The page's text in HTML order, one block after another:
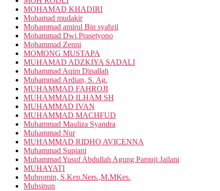
MOHAMAD KHADIRI
Mohamad mudakir
Mohammad amirul Bin syahril
Mohammad Dwi Prasetyono
Mohammad Zenni
MOMONG MUSTAPA
MUHAMAD ADZKIYA SADALI
Muhammad Aqim Dinallah
Muhammad Ardian, S. Ag.
MUHAMMAD FAHROJI
MUHAMMAD ILHAM SH
MUHAMMAD IVAN
MUHAMMAD MACHFUD
Muhammad Mauliza Syandra
Muhammad Nur
MUHAMMAD RIDHO AVICENNA
Muhammad Supiani
Muhammad Yusuf Abdullah Agung Pamuji Jailani
MUHAYATI
Muhromin, S.Kep.Ners.,M.MKes.
Muhsinun